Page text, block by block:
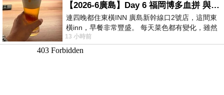
【2026-6廣島】Day 6 福岡博多血拼 與機場接送少年司機深夜對談
連四晚都住東橫INN 廣島新幹線口2號店，這間東
橫inn，早餐非常豐盛。 每天菜色都有變化，雖然
看到工作人員拿出料理包加熱，但
13 小時前